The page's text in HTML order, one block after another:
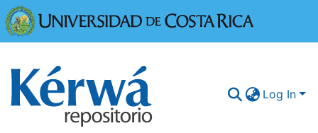
Log In